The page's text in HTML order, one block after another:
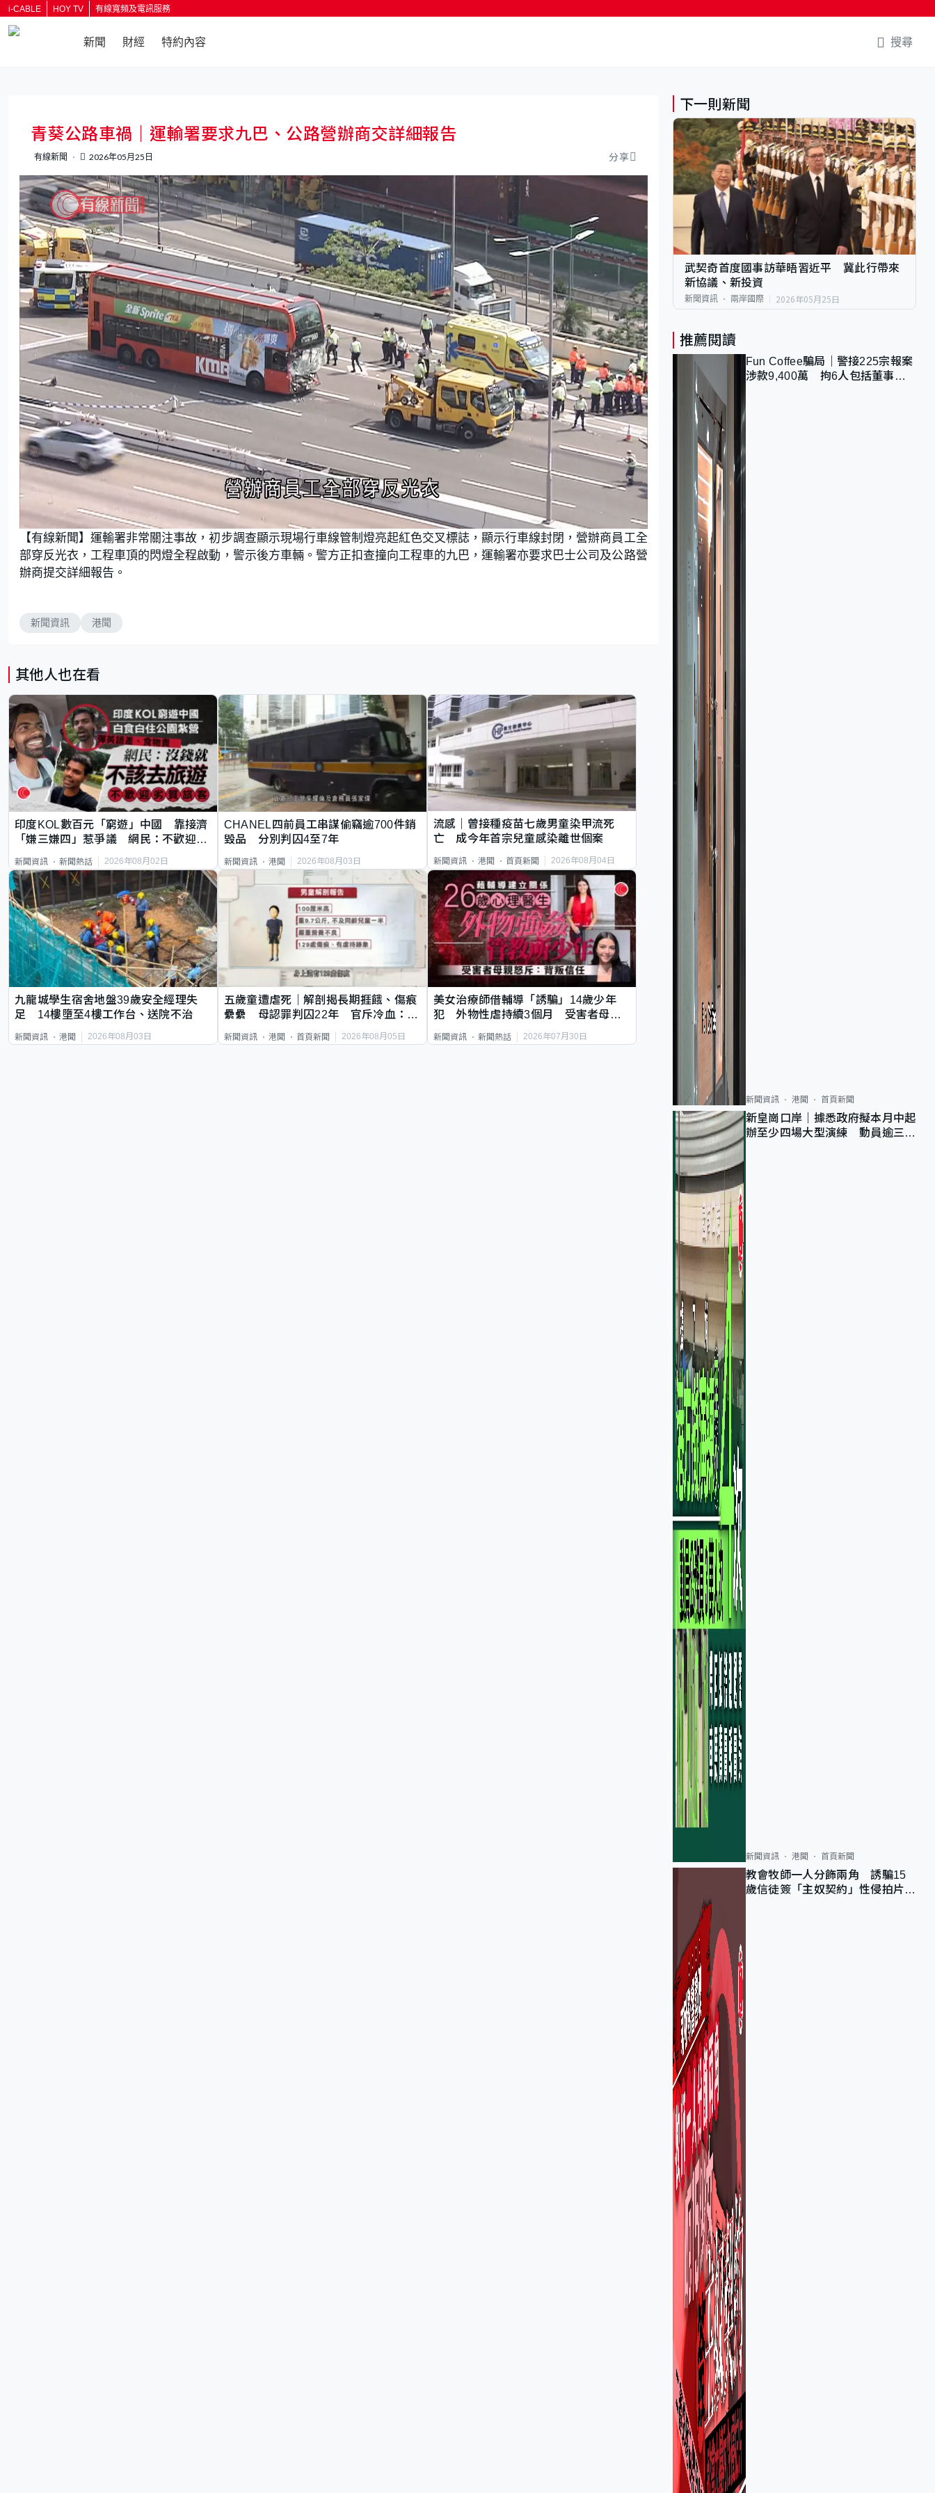
i-CABLE HOY TV 有線寬頻及電訊服務
新聞 財經 特約內容 搜尋
青葵公路車禍｜運輸署要求九巴、公路營辦商交詳細報告
有線新聞 2026年05月25日 分享
U
n
m
u
e
a
d
d
【有線新聞】運輸署非常關注事故，初步調查顯示現場行車線管制燈亮起紅色交叉標誌，顯示行車線封閉，營辦商員工全
部穿反光衣，工程車頂的閃燈全程啟動，警示後方車輛。警方正扣查撞向工程車的九巴，運輸署亦要求巴士公司及公路營
辦商提交詳細報告。
新聞資訊 港聞
其他人也在看
印度KOL數百元「窮遊」中國 靠接濟
「嫌三嫌四」惹爭議 網民：不歡迎劣
新聞資訊 新聞熱話 2026年08月02日
CHANEL四前員工串謀偷竊逾700件銷
毀品 分別判囚4至7年
新聞資訊 港聞 2026年08月03日
流感｜曾接種疫苗七歲男童染甲流死
亡 成今年首宗兒童感染離世個案
新聞資訊 港聞 首頁新聞 2026年08月04日
九龍城學生宿舍地盤39歲安全經理失
足 14樓墮至4樓工作台、送院不治
新聞資訊 港聞 2026年08月03日
五歲童遭虐死｜解剖揭長期捱餓、傷痕
纍纍 母認罪判囚22年 官斥冷血：同
新聞資訊 港聞 首頁新聞 2026年08月05日
美女治療師借輔導「誘騙」14歲少年
犯 外物性虐持續3個月 受害者母：
新聞資訊 新聞熱話 2026年07月30日
下一則新聞
武契奇首度國事訪華晤習近平 冀此行帶來
新協議、新投資
新聞資訊 兩岸國際 2026年05月25日
推薦閱讀
Fun Coffee騙局｜警接225宗報案
涉款9,400萬 拘6人包括董事股
新聞資訊 港聞 首頁新聞
新皇崗口岸｜據悉政府擬本月中起
辦至少四場大型演練 動員逾三萬
新聞資訊 港聞 首頁新聞
教會牧師一人分飾兩角 誘騙15
歲信徒簽「主奴契約」性侵拍片